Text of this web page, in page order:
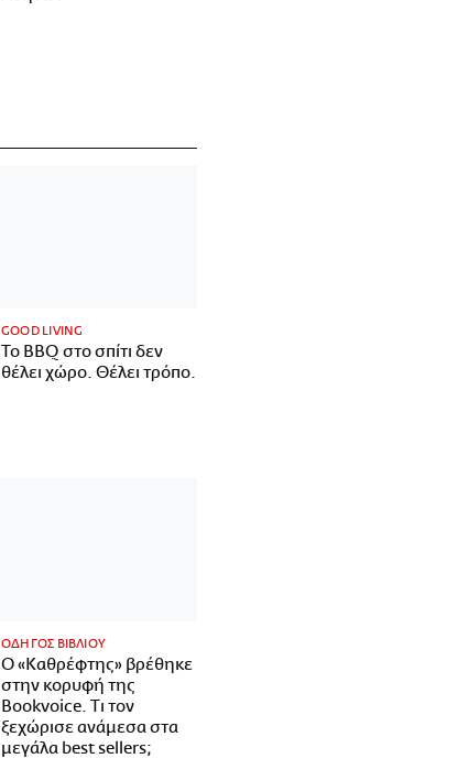
GOOD LIVING
Το BBQ στο σπίτι δεν
θέλει χώρο. Θέλει τρόπο.
ΟΔΗΓΟΣ ΒΙΒΛΙΟΥ
Ο «Καθρέφτης» βρέθηκε
στην κορυφή της
Bookvoice. Τι τον
ξεχώρισε ανάμεσα στα
μεγάλα best sellers;